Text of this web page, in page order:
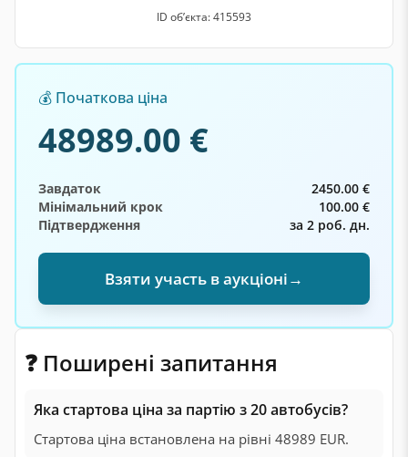
❓ Поширені запитання
Яка стартова ціна за партію з 20 автобусів?
Стартова ціна встановлена на рівні 48989 EUR.
ID обʼєкта: 415593
💰 Початкова ціна
48989.00 €
Завдаток
2450.00 €
Мінімальний крок
100.00 €
Підтвердження
за 2 роб. дн.
Взяти участь в аукціоні→